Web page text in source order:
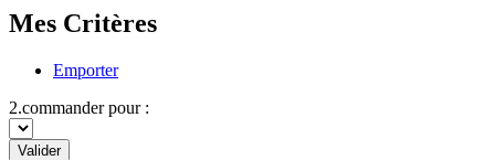
Mes Critères
Emporter
2.commander pour :
Valider